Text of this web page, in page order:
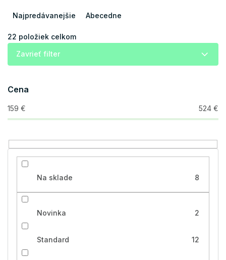
i
d
u
k
o
v
Najpredávanejšie Abecedne
22 položiek celkom
Zavrieť filter
Cena
159 € 524 €
Na sklade 8
Novinka 2
Standard 12